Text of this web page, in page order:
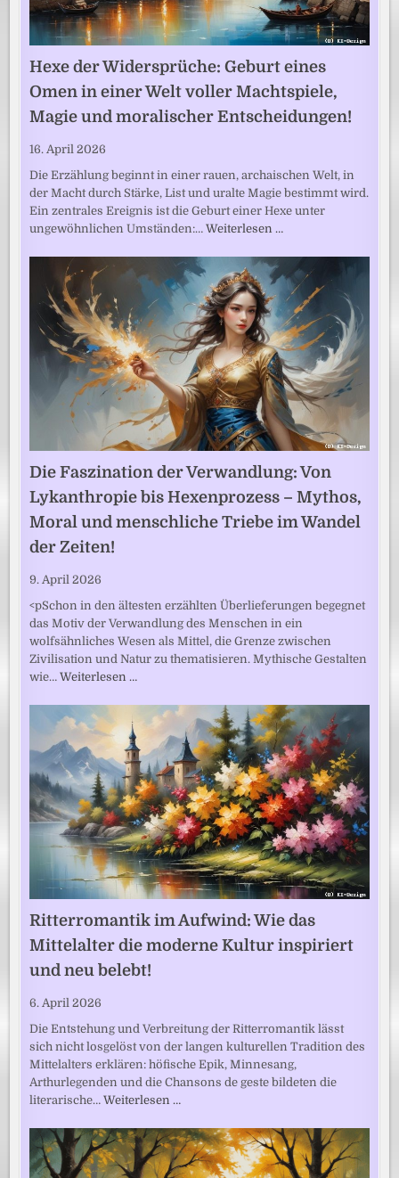
Hexe der Widersprüche: Geburt eines
Omen in einer Welt voller Machtspiele,
Magie und moralischer Entscheidungen!
16. April 2026
Die Erzählung beginnt in einer rauen, archaischen Welt, in
der Macht durch Stärke, List und uralte Magie bestimmt wird.
Ein zentrales Ereignis ist die Geburt einer Hexe unter
ungewöhnlichen Umständen:…Weiterlesen …
Die Faszination der Verwandlung: Von
Lykanthropie bis Hexenprozess – Mythos,
Moral und menschliche Triebe im Wandel
der Zeiten!
9. April 2026
<pSchon in den ältesten erzählten Überlieferungen begegnet
das Motiv der Verwandlung des Menschen in ein
wolfsähnliches Wesen als Mittel, die Grenze zwischen
Zivilisation und Natur zu thematisieren. Mythische Gestalten
wie…Weiterlesen …
Ritterromantik im Aufwind: Wie das
Mittelalter die moderne Kultur inspiriert
und neu belebt!
6. April 2026
Die Entstehung und Verbreitung der Ritterromantik lässt
sich nicht losgelöst von der langen kulturellen Tradition des
Mittelalters erklären: höfische Epik, Minnesang,
Arthurlegenden und die Chansons de geste bildeten die
literarische…Weiterlesen …